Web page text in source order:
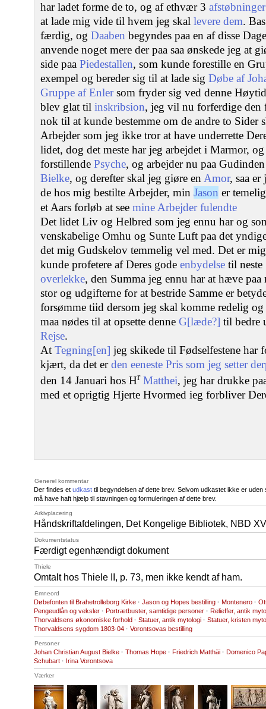
har ladet forme de to, og af ethvær 3 afstøbninger
at lade mig vide til hvem jeg skal levere dem.
færdig, og Daaben begyndes paa en af disse
anvende noget mere der paa saa ønskede jeg at
side paa Piedestallen, som kunde forestille en
exempel og bereder sig til at lade sig Døbe af
Gruppe af Enlersom fryder sig ved denne
blev glat til inskribsion, jeg vil nu forferdige den
nok til at kunde bestemme om de andre to Sider
Arbejder som jeg ikke tror at have underrette
lidet, dog det meste har jeg arbejdet i Marmor,
forstillende Psyche, og arbejder nu paa
Bielke, og derefter skal jeg giøre en Amor, saa
de hos mig bestilte Arbejder, min Jason er
et Aars forløb at see mine Arbejder fulendte
Det lidet Liv og Helbred som jeg ennu har og
venskabelige Omhu og Sunte Luft paa det
det mig Gudskelov temmelig vel med. Det er
kunde profetere af Deres gode enbydelse til neste
overlekke, den Summa jeg ennu har at hæve
stor og udgifterne for at bestride Samme er
forsømme tiid dersom jeg skal komme redelig
maa nødes til at opsette denne G[læde?] til bedre
Rejse.
At Tegning[en] jeg skikede til Fødselfestene
kjært, da det erden eeneste Pris som jeg setter
den 14 Januari hos Hr Matthei, jeg har drukke
med et oprigtig Hjerte Hvormed ieg forbliver
Generel kommentar
Der findes et udkast til begyndelsen af dette brev. Selvom udkastet ikke er
må have haft hjælp til stavningen og formuleringen af dette brev.
Arkivplacering
Håndskriftafdelingen, Det Kongelige Bibliotek, NBD
Dokumentstatus
Færdigt egenhændigt dokument
Thiele
Omtalt hos Thiele II, p. 73, men ikke kendt af ham.
Emneord
Døbefonten til Brahetrolleborg Kirke · Jason og Hopes bestilling · Montenero ·
Pengeudlån og veksler · Portrætbuster, samtidige personer · Relieffer, antik
Thorvaldsens økonomiske forhold · Statuer, antik mytologi · Statuer, kristen
Thorvaldsens sygdom 1803-04 · Vorontsovas bestilling
Personer
Johan Christian August Bielke · Thomas Hope · Friedrich Matthäi · Domenico
Schubart · Irina Vorontsova
Værker